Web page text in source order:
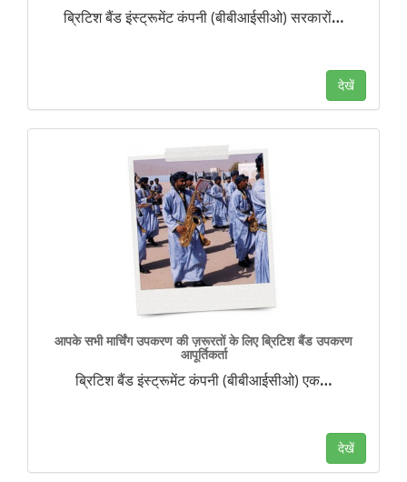
ब्रिटिश बैंड इंस्ट्रूमेंट कंपनी (बीबीआईसीओ) सरकारों…
देखें
आपके सभी मार्चिंग उपकरण की ज़रूरतों के लिए ब्रिटिश बैंड उपकरण
आपूर्तिकर्ता
ब्रिटिश बैंड इंस्ट्रूमेंट कंपनी (बीबीआईसीओ) एक…
देखें